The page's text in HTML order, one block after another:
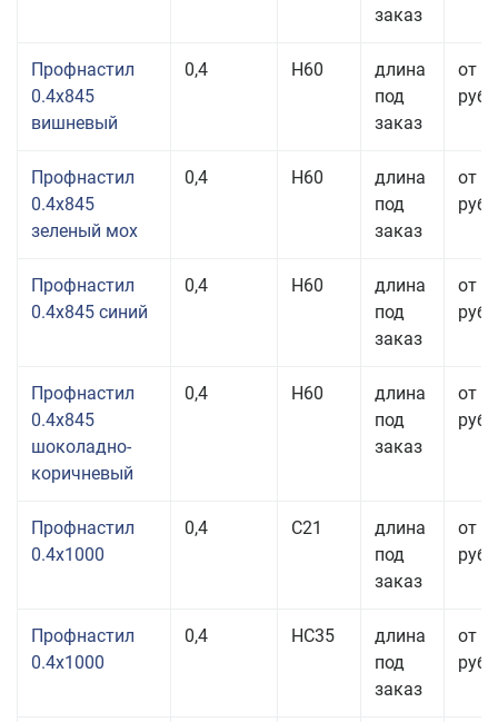
заказ
Профнастил
0.4x845
вишневый
0,4 Н60
длина
под
заказ
от
руб.
Профнастил
0.4x845
зеленый мох
0,4 Н60
длина
под
заказ
от
руб.
Профнастил
0.4x845 синий
0,4 Н60
длина
под
заказ
от
руб.
Профнастил
0.4x845
шоколадно-
коричневый
0,4 Н60
длина
под
заказ
от
руб.
Профнастил
0.4x1000
0,4 С21
длина
под
заказ
от
руб.
Профнастил
0.4x1000
0,4 НС35
длина
под
заказ
от
руб.